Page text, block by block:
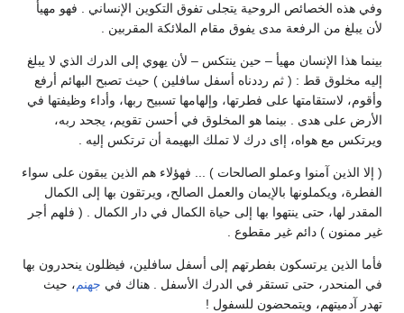
وفي هذه الخصائص الروحية يتجلى تفوق التكوين الإنساني . فهو مهيأ
لأن يبلغ من الرفعة مدى يفوق مقام الملائكة المقربين .
بينما هذا الإنسان مهيأ – حين ينتكس – لأن يهوي إلى الدرك الذي لا يبلغ
إليه مخلوق قط : ( ثم رددناه أسفل سافلين ) حيث تصبح البهائم أرفع
وأقوم، لاستقامتها على فطرتها، وإلهامها تسبيح ربها، وأداء وظيفتها في
الأرض على هدى . بينما هو المخلوق في أحسن تقويم، يجحد ربه،
ويرتكس مع هواه، إاى درك لا تملك البهيمة أن ترتكس إليه .
( إلا الذين آمنوا وعملو الصالحات ) ... فهؤلاء هم الذين يبقون على سواء
الفطرة، ويكملونها بالإيمان والعمل الصالح، ويرتقون بها إلى الكمال
المقدر لها، حتى ينتهوا بها إلى حياة الكمال في دار الكمال . ( فلهم أجر
غير ممنون ) دائم غير مقطوع .
فأما الذين يرتسكون بفطرتهم إلى أسفل سافلين، فيظلون ينحدرون بها
في المنحدر، حتى تستقر في الدرك الأسفل . هناك في جهنم، حيث
تهدر آدميتهم، ويتمحضون للسفول !